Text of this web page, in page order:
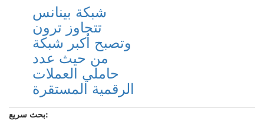
شبكة بينانس
تتجاوز ترون
وتصبح أكبر شبكة
من حيث عدد
حاملي العملات
الرقمية المستقرة
بحث سريع: